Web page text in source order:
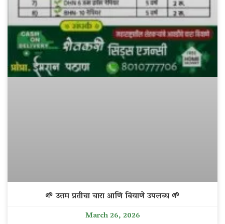
🌱 उत्तम प्रतीचा चारा आणि बियाणे उपलब्ध 🌱
March 26, 2026